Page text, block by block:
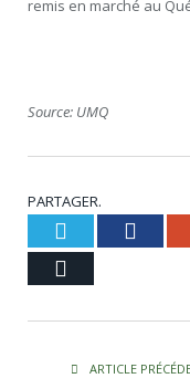
remis en marché au
Source: UMQ
PARTAGER.
Twitter
ARTICLE